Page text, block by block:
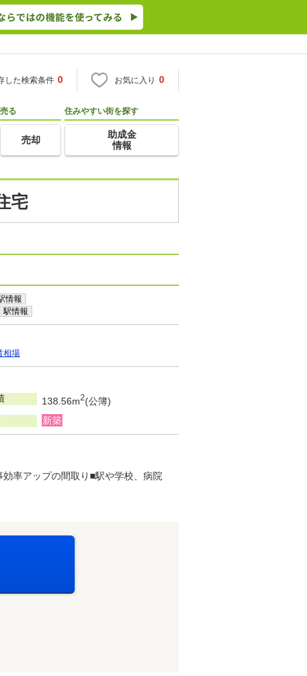
した検索条件 0 お気に入り 0
売る
売却
住みやすい街を探す
助成金
情報
宅
情報
駅情報
相場
138.56m2(公簿)
新築
率アップの間取り■駅や学校、病院